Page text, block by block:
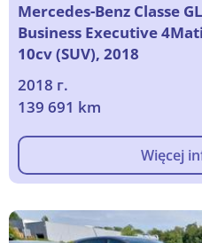
Mercedes-Benz Classe
Business Executive
10cv (SUV), 2018
2018 г.
139 691 km
Więcej